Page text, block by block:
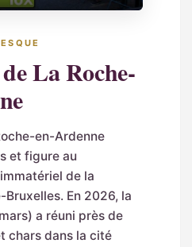
La Roche-
en-Ardenne
et figure au
de la
Bruxelles. En 2026, la
a réuni près de
chars dans la cité